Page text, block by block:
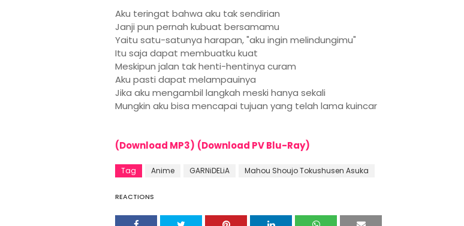
Aku teringat bahwa aku tak sendirian
Janji pun pernah kubuat bersamamu
Yaitu satu-satunya harapan, "aku ingin melindungimu"
Itu saja dapat membuatku kuat
Meskipun jalan tak henti-hentinya curam
Aku pasti dapat melampauinya
Jika aku mengambil langkah meski hanya sekali
Mungkin aku bisa mencapai tujuan yang telah lama kuincar
(Download MP3) (Download PV Blu-Ray)
Tag Anime GARNiDELiA Mahou Shoujo Tokushusen Asuka
REACTIONS